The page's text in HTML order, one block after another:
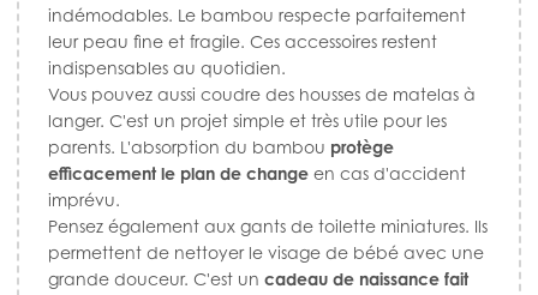
indémodables. Le bambou respecte parfaitement
leur peau fine et fragile. Ces accessoires restent
indispensables au quotidien.
Vous pouvez aussi coudre des housses de matelas à
langer. C'est un projet simple et très utile pour les
parents. L'absorption du bambou protège
efficacement le plan de change en cas d'accident
imprévu.
Pensez également aux gants de toilette miniatures. Ils
permettent de nettoyer le visage de bébé avec une
grande douceur. C'est un cadeau de naissance fait